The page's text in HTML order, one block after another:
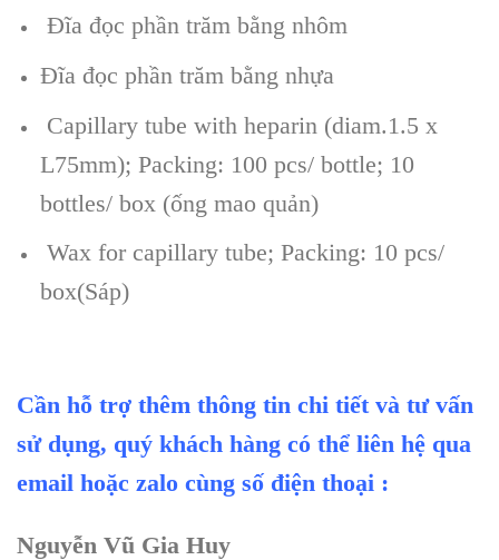
Đĩa đọc phần trăm bằng nhôm
Đĩa đọc phần trăm bằng nhựa
Capillary tube with heparin (diam.1.5 x
L75mm); Packing: 100 pcs/ bottle; 10
bottles/ box (ống mao quản)
Wax for capillary tube; Packing: 10 pcs/
box(Sáp)
Cần hỗ trợ thêm thông tin chi tiết và tư vấn
sử dụng, quý khách hàng có thể liên hệ qua
email hoặc zalo cùng số điện thoại :
Nguyễn Vũ Gia Huy